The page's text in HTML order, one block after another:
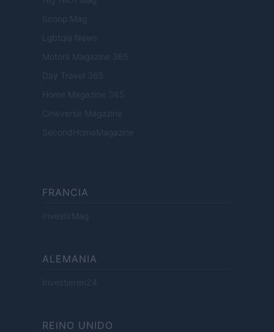
Scoop Mag
Lgbtqia News
Motors Magazine 365
Day Travel 365
Home Magazine 365
Cineverse Magazine
SecondHomeMagazine
FRANCIA
InvestirMag
ALEMANIA
Investieren24
REINO UNIDO